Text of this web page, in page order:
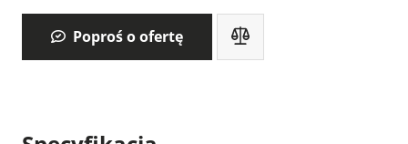
Poproś o ofertę